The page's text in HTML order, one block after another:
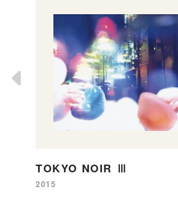
TOKYO NOIR Ⅲ
2015